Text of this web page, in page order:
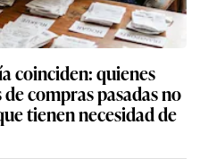
coinciden: quienes
compras pasadas no
tienen necesidad de